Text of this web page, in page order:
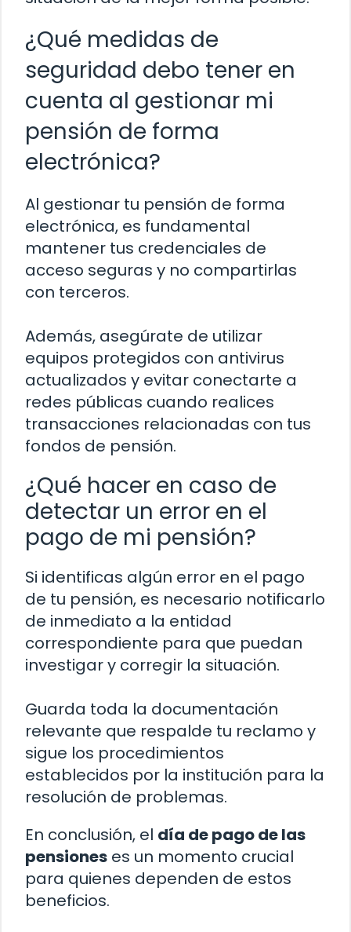
¿Qué medidas de
seguridad debo tener en
cuenta al gestionar mi
pensión de forma
electrónica?
Al gestionar tu pensión de forma
electrónica, es fundamental
mantener tus credenciales de
acceso seguras y no compartirlas
con terceros.
Además, asegúrate de utilizar
equipos protegidos con antivirus
actualizados y evitar conectarte a
redes públicas cuando realices
transacciones relacionadas con tus
fondos de pensión.
¿Qué hacer en caso de
detectar un error en el
pago de mi pensión?
Si identificas algún error en el pago
de tu pensión, es necesario notificarlo
de inmediato a la entidad
correspondiente para que puedan
investigar y corregir la situación.
Guarda toda la documentación
relevante que respalde tu reclamo y
sigue los procedimientos
establecidos por la institución para la
resolución de problemas.
En conclusión, el día de pago de las
pensiones es un momento crucial
para quienes dependen de estos
beneficios.